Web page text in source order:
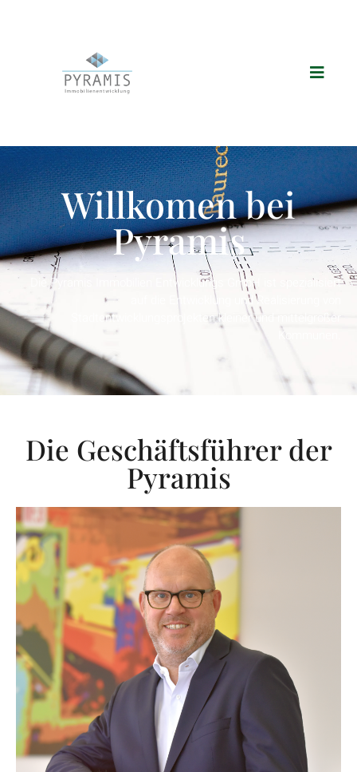
Willkomen bei
Pyramis
Die Pyramis Immobilien Entwicklungs GmbH ist spezialisiert
auf die Entwicklung und Realisierung von
Stadtentwicklungsprojekten kleiner und mittelgroßer
Kommunen.
Die Geschäftsführer der
Pyramis